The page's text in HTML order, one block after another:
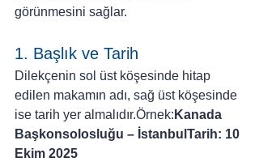
görünmesini sağlar.
1. Başlık ve Tarih
Dilekçenin sol üst köşesinde hitap
edilen makamın adı, sağ üst köşesinde
ise tarih yer almalıdır.Örnek: Kanada
Başkonsolosluğu – İstanbulTarih: 10
Ekim 2025